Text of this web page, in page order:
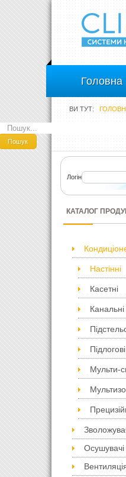
Головна
ВИ ТУТ:
Пошук
Логін
КАТАЛОГ
Настінні
Касетні
Канальні
Підлогові
Мульти-
Осушувачі